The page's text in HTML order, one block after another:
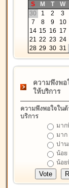
S
M T W
30
1 2 3
7
8 9 10
14 15 16 17
21 22 23 24
28 29 30 31
ความพึงพอ
ให้บริการ
ความพึงพอใจใน
บริการ
มาก
มาก
ปาน
น้อย
น้อย